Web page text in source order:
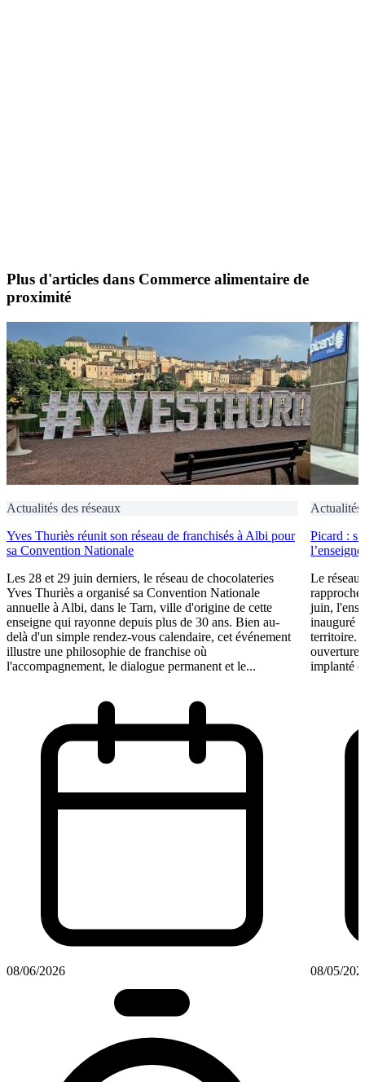
Plus d'articles dans Commerce alimentaire de
proximité
Actualités des réseaux
Yves Thuriès réunit son réseau de franchisés à Albi pour
sa Convention Nationale
Les 28 et 29 juin derniers, le réseau de chocolateries
Yves Thuriès a organisé sa Convention Nationale
annuelle à Albi, dans le Tarn, ville d'origine de cette
enseigne qui rayonne depuis plus de 30 ans. Bien au-
delà d'un simple rendez-vous calendaire, cet événement
illustre une philosophie de franchise où
l'accompagnement, le dialogue permanent et le...
08/06/2026
Actualités
Picard :
Le réseau
rapproche
juin,
inauguré
territoire.
implanté
08/05/